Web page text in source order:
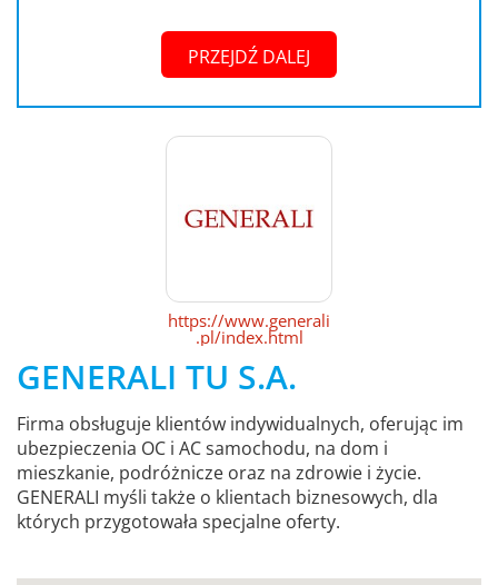
PRZEJDŹ DALEJ
https://www.generali
.pl/index.html
GENERALI TU S.A.
Firma obsługuje klientów indywidualnych, oferując im
ubezpieczenia OC i AC samochodu, na dom i
mieszkanie, podróżnicze oraz na zdrowie i życie.
GENERALI myśli także o klientach biznesowych, dla
których przygotowała specjalne oferty.